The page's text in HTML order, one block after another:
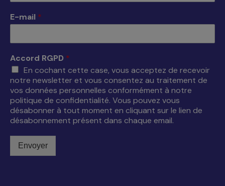
E-mail *
Accord RGPD *
En cochant cette case, vous acceptez de recevoir
notre newsletter et vous consentez au traitement de
vos données personnelles conformément à notre
politique de confidentialité. Vous pouvez vous
désabonner à tout moment en cliquant sur le lien de
désabonnement présent dans chaque email.
Envoyer